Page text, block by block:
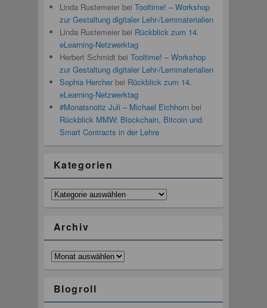
Linda Rustemeierbei Tooltime! – Workshop
zur Gestaltung digitaler Lehr-/Lernmaterialien
Linda Rustemeierbei Rückblick zum 14.
eLearning-Netzwerktag
Herbert Schmidt bei Tooltime! – Workshop
zur Gestaltung digitaler Lehr-/Lernmaterialien
Sophia Hercherbei Rückblick zum 14.
eLearning-Netzwerktag
#Monatsnotiz Juli – Michael Eichhornbei
Rückblick MMW: Blockchain, Bitcoin und
Smart Contracts in der Lehre
Kategorien
Kategorien
Archiv
Archiv
Blogroll